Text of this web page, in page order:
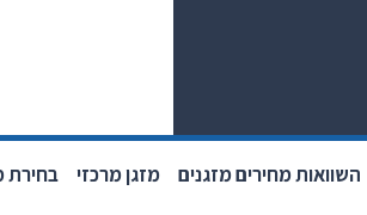
השוואות מחירים מזגנים מזגן מרכזי בחירת